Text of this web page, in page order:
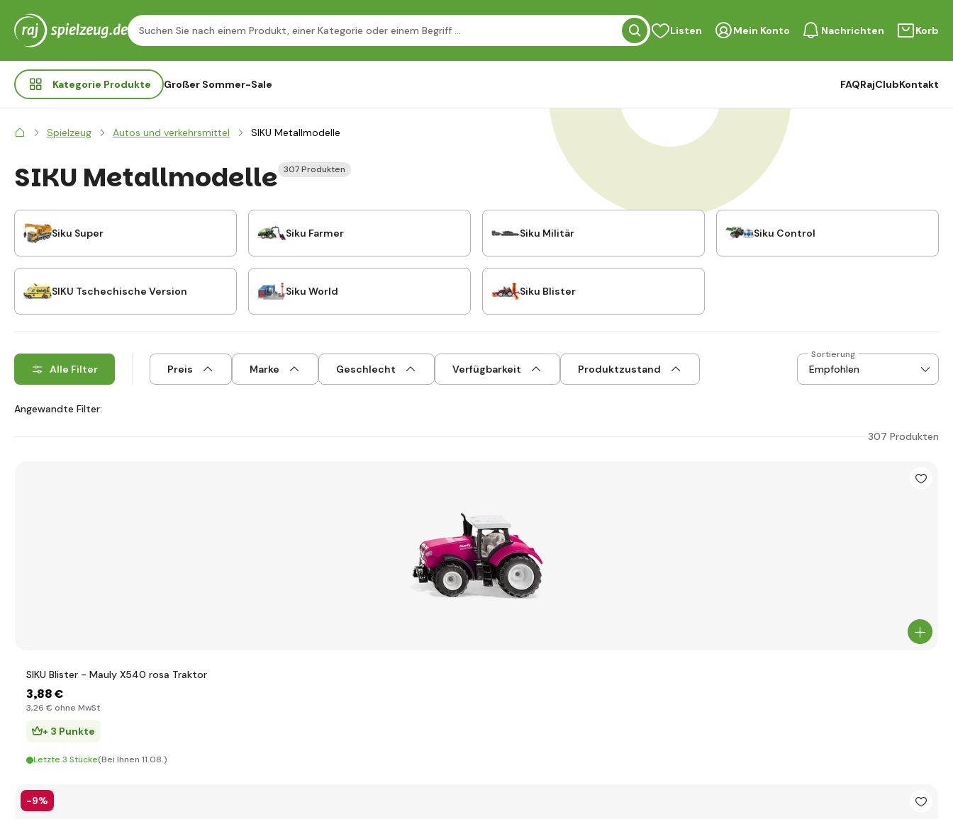
Listen Mein Konto Nachrichten Korb
Kategorie Produkte Großer Sommer-Sale FAQRajClubKontakt
Spielzeug Autos und verkehrsmittel SIKU Metallmodelle
SIKU Metallmodelle 307 Produkten
Siku Super Siku Farmer Siku Militär Siku Control
SIKU Tschechische Version Siku World Siku Blister
Alle Filter Preis Marke Geschlecht Verfügbarkeit Produktzustand
Sortierung
Angewandte Filter:
307 Produkten
SIKU Blister - Mauly X540 rosa Traktor
3,88 €
3,26 € ohne MwSt
+ 3 Punkte
Letzte 3 Stücke(Bei Ihnen 11.08.)
-9%